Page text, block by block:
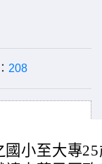
208
國小至大專